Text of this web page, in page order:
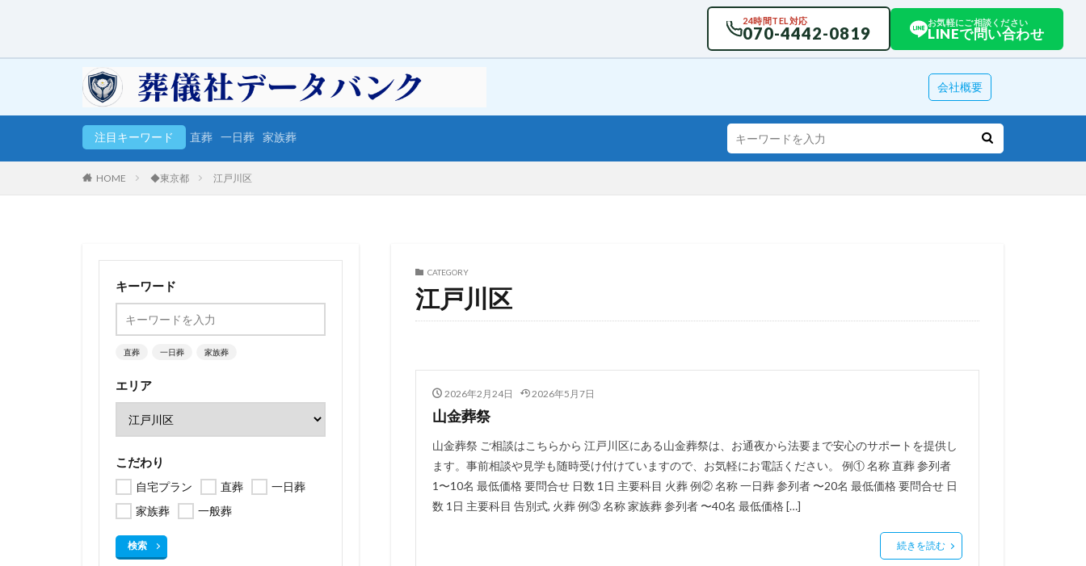
24時間TEL対応
070-4442-0819
お気軽にご相談ください
LINEで問い合わせ
会社概要
注目キーワード 直葬 一日葬 家族葬
HOME ◆東京都 江戸川区
CATEGORY
江戸川区
2026年2月24日 2026年5月7日
山金葬祭
山金葬祭 ご相談はこちらから 江戸川区にある山金葬祭は、お通夜から法要まで安心のサポートを提供し
ます。事前相談や見学も随時受け付けていますので、お気軽にお電話ください。 例① 名称 直葬 参列者
1〜10名 最低価格 要問合せ 日数 1日 主要科目 火葬 例② 名称 一日葬 参列者 〜20名 最低価格 要問合せ 日
数 1日 主要科目 告別式, 火葬 例③ 名称 家族葬 参列者 〜40名 最低価格 […]
続きを読む
キーワード
直葬 一日葬 家族葬
エリア
こだわり
自宅プラン 直葬
一日葬
家族葬
一般葬
検索